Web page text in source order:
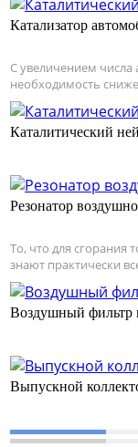
Катализатор
С увеличением числа
необходимость
Каталитический
Резонатор
То, что для сгорания
знают практически
Воздушный фильтр
Выпускной